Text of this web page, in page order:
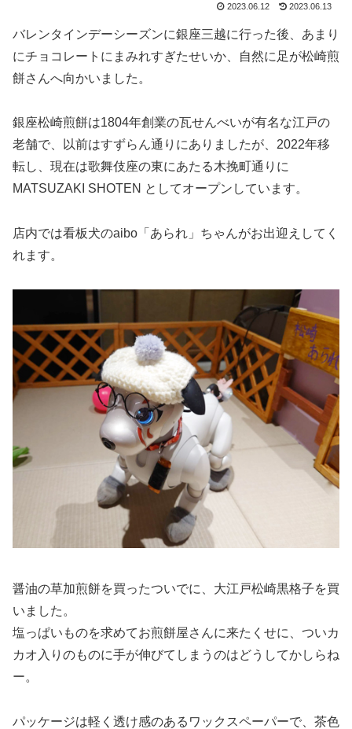
2023.06.12 2023.06.13
バレンタインデーシーズンに銀座三越に行った後、あまり
にチョコレートにまみれすぎたせいか、自然に足が松崎煎
餅さんへ向かいました。
銀座松崎煎餅は1804年創業の瓦せんべいが有名な江戸の
老舗で、以前はすずらん通りにありましたが、2022年移
転し、現在は歌舞伎座の東にあたる木挽町通りに
MATSUZAKI SHOTEN としてオープンしています。
店内では看板犬のaibo「あられ」ちゃんがお出迎えしてく
れます。
醤油の草加煎餅を買ったついでに、大江戸松崎黒格子を買
いました。
塩っぱいものを求めてお煎餅屋さんに来たくせに、ついカ
カオ入りのものに手が伸びてしまうのはどうしてかしらね
ー。
パッケージは軽く透け感のあるワックスペーパーで、茶色